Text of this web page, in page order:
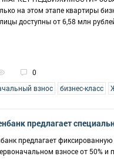
на этом этапе квартиры
доступны от 6,58 млн
0
взнос бизнес-класс
предлагает
предлагает
взносе от 50% и